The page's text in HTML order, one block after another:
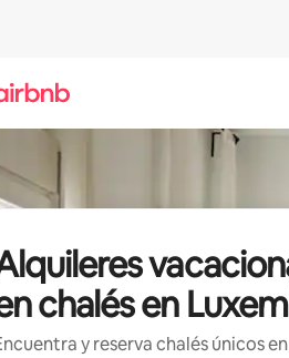
chalés en
y reserva chalés únicos